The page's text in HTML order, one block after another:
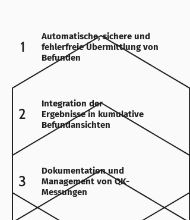
1
Automatische, sichere und
fehlerfreie Übermittlung von
Befunden
2
Integration der
Ergebnisse in kumulative
Befundansichten
3
Dokumentation und
Management von QK-
Messungen